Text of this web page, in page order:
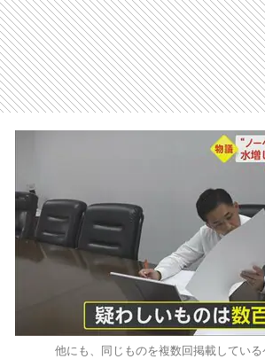
他にも、同じものを複数回掲載してい